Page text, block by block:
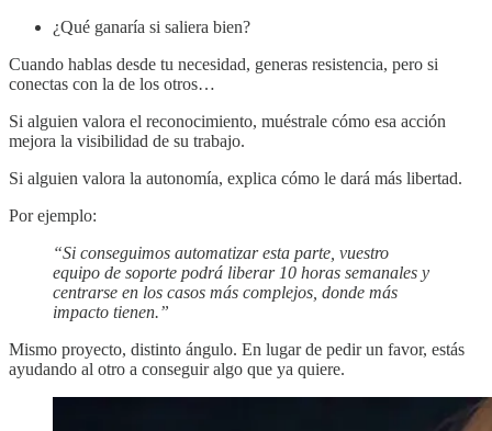
¿Qué ganaría si saliera bien?
Cuando hablas desde tu necesidad, generas resistencia, pero si
conectas con la de los otros…
Si alguien valora el reconocimiento, muéstrale cómo esa acción
mejora la visibilidad de su trabajo.
Si alguien valora la autonomía, explica cómo le dará más libertad.
Por ejemplo:
“Si conseguimos automatizar esta parte, vuestro
equipo de soporte podrá liberar 10 horas semanales y
centrarse en los casos más complejos, donde más
impacto tienen.”
Mismo proyecto, distinto ángulo. En lugar de pedir un favor, estás
ayudando al otro a conseguir algo que ya quiere.